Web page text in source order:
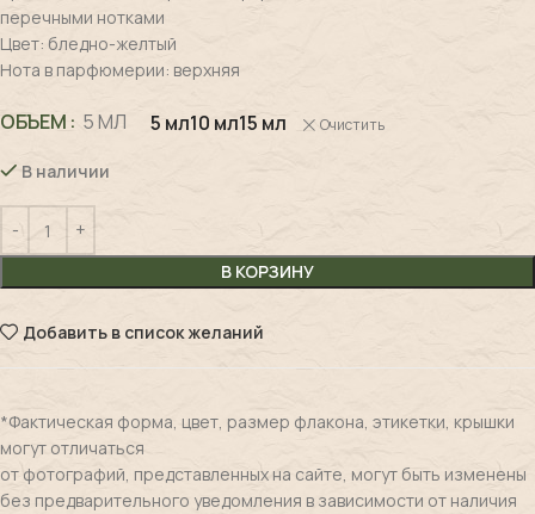
перечными нотками
Цвет: бледно-желтый
Нота в парфюмерии: верхняя
ОБЪЕМ 5 МЛ 5 мл10 мл15 мл Очистить
В наличии
В КОРЗИНУ
Добавить в список желаний
*Фактическая форма, цвет, размер флакона, этикетки, крышки
могут отличаться
от фотографий, представленных на сайте, могут быть изменены
без предварительного уведомления в зависимости от наличия